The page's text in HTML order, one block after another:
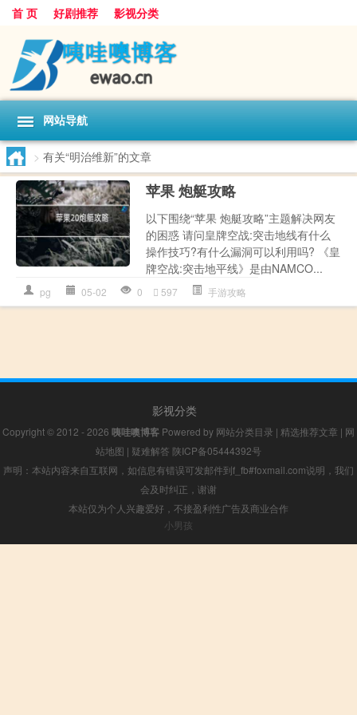
首 页 好剧推荐 影视分类
网站导航
> 有关“明治维新”的文章
苹果 炮艇攻略
以下围绕“苹果 炮艇攻略”主题解决网友
的困惑 请问皇牌空战:突击地线有什么
操作技巧?有什么漏洞可以利用吗? 《皇
牌空战:突击地平线》是由NAMCO...
pg 05-02 0 597 手游攻略
影视分类
Copyright © 2012 - 2026 咦哇噢博客 Powered by 网站分类目录 | 精选推荐文章 | 网
站地图 | 疑难解答 陕ICP备05444392号
声明：本站内容来自互联网，如信息有错误可发邮件到f_fb#foxmail.com说明，我们
会及时纠正，谢谢
本站仅为个人兴趣爱好，不接盈利性广告及商业合作
小男孩